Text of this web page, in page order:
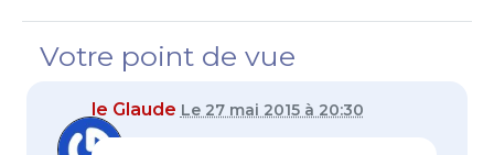
Votre point de vue
le Glaude Le 27 mai 2015 à 20:30